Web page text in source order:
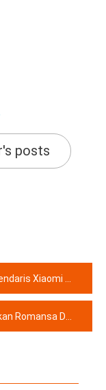
posts
Di Indonesia Pada 26 Maret 2024
Keluarga Hitung-Hitungan